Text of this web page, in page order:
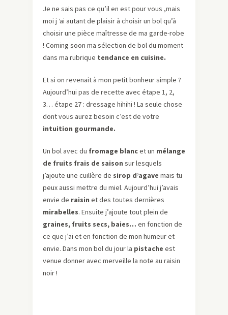
Je ne sais pas ce qu’il en est pour vous ,mais
moi j ‘ai autant de plaisir à choisir un bol qu’à
choisir une pièce maîtresse de ma garde-robe
! Coming soon ma sélection de bol du moment
dans ma rubrique tendance en cuisine.
Et si on revenait à mon petit bonheur simple ?
Aujourd’hui pas de recette avec étape 1, 2,
3… étape 27 : dressage hihihi ! La seule chose
dont vous aurez besoin c’est de votre
intuition gourmande.
Un bol avec du fromage blancet un mélange
de fruits frais de saison sur lesquels
j’ajoute une cuillère de sirop d’agave mais tu
peux aussi mettre du miel. Aujourd’hui j’avais
envie de raisin et des toutes dernières
mirabelles. Ensuite j’ajoute tout plein de
graines, fruits secs, baies… en fonction de
ce que j’ai et en fonction de mon humeur et
envie. Dans mon bol du jour la pistache est
venue donner avec merveille la note au raisin
noir !